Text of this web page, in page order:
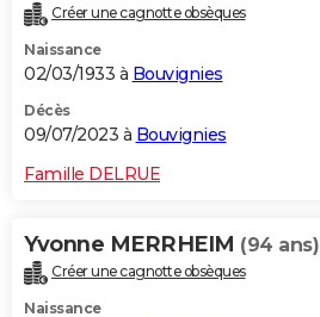
Créer une cagnotte obsèques
Naissance
02/03/1933 à Bouvignies
Décès
09/07/2023 à Bouvignies
Famille DELRUE
Yvonne MERRHEIM (94 ans)
Créer une cagnotte obsèques
Naissance